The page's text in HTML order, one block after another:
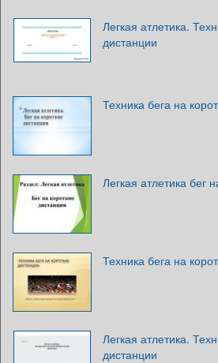
Легкая атлетика.
дистанции
Техника бега на
Легкая атлетика бег
Техника бега на
Легкая атлетика.
дистанции